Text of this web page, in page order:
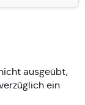
ausgeübt,
ein